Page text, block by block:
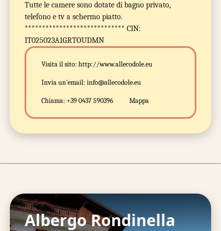
Tutte le camere sono dotate di bagno privato,
telefono e tv a schermo piatto.
***************************** CIN:
IT025023A1GRTOUDMN
Visita il sito: http://www.allecodole.eu
Invia un'email: info@allecodole.eu
Chiama: +39 0437 590396 Mappa
Albergo Rondinella